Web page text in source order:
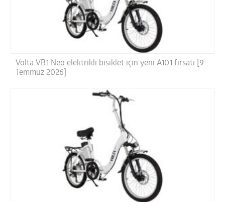
Volta VB1 Neo elektrikli bisiklet için yeni A101 fırsatı [9
Temmuz 2026]